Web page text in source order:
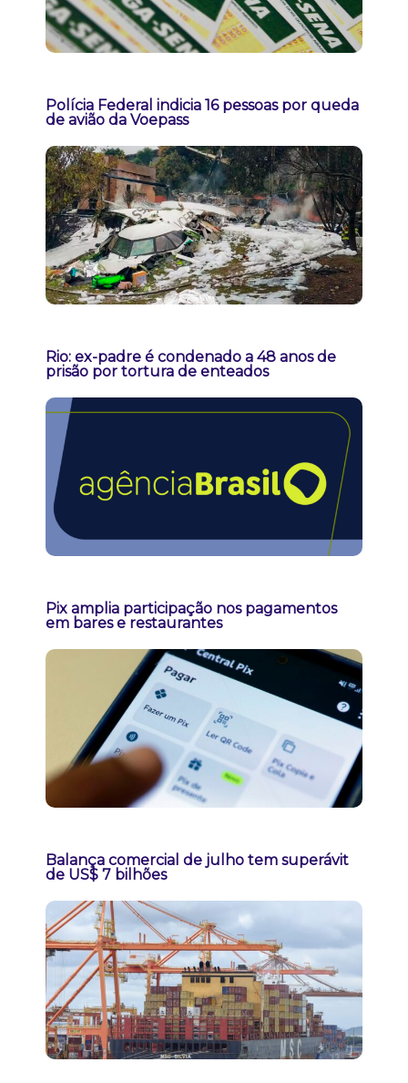
Polícia Federal indicia 16 pessoas por queda
de avião da Voepass
Rio: ex-padre é condenado a 48 anos de
prisão por tortura de enteados
Pix amplia participação nos pagamentos
em bares e restaurantes
Balança comercial de julho tem superávit
de US$ 7 bilhões